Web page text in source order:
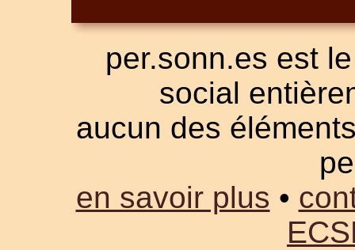
per.sonn.es est
social
aucun des
en savoir plus •